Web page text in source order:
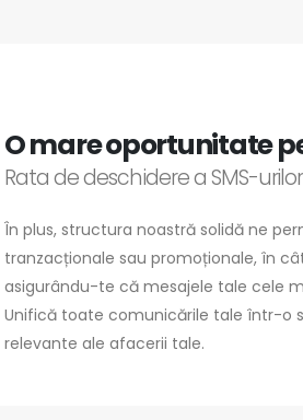
O mare oportunitate
Rata de deschidere a SMS-
În plus, structura noastră solidă ne
tranzacționale sau promoționale, în
asigurându-te că mesajele tale cele
Unifică toate comunicările tale într-o
relevante ale afacerii tale.